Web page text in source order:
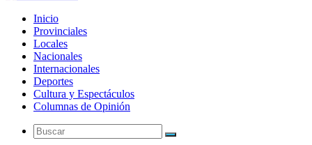
Inicio
Provinciales
Locales
Nacionales
Internacionales
Deportes
Cultura y Espectáculos
Columnas de Opinión
Buscar